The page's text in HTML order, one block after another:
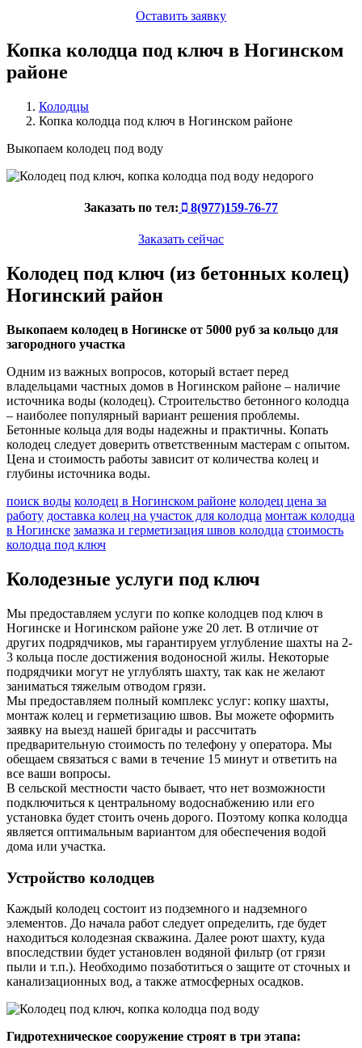
Оставить заявку
Копка колодца под ключ в Ногинском
районе
Колодцы
Копка колодца под ключ в Ногинском районе
Выкопаем колодец под воду
Заказать по тел: 8(977)159-76-77
Заказать сейчас
Колодец под ключ (из бетонных колец)
Ногинский район
Выкопаем колодец в Ногинске от 5000 руб за кольцо для
загородного участка
Одним из важных вопросов, который встает перед
владельцами частных домов в Ногинском районе – наличие
источника воды (колодец). Строительство бетонного колодца
– наиболее популярный вариант решения проблемы.
Бетонные кольца для воды надежны и практичны. Копать
колодец следует доверить ответственным мастерам с опытом.
Цена и стоимость работы зависит от количества колец и
глубины источника воды.
поиск воды колодец в Ногинском районе колодец цена за
работу доставка колец на участок для колодца монтаж колодца
в Ногинске замазка и герметизация швов колодца стоимость
колодца под ключ
Колодезные услуги под ключ
Мы предоставляем услуги по копке колодцев под ключ в
Ногинске и Ногинском районе уже 20 лет. В отличие от
других подрядчиков, мы гарантируем углубление шахты на 2-
3 кольца после достижения водоносной жилы. Некоторые
подрядчики могут не углублять шахту, так как не желают
заниматься тяжелым отводом грязи.
Мы предоставляем полный комплекс услуг: копку шахты,
монтаж колец и герметизацию швов. Вы можете оформить
заявку на выезд нашей бригады и рассчитать
предварительную стоимость по телефону у оператора. Мы
обещаем связаться с вами в течение 15 минут и ответить на
все ваши вопросы.
В сельской местности часто бывает, что нет возможности
подключиться к центральному водоснабжению или его
установка будет стоить очень дорого. Поэтому копка колодца
является оптимальным вариантом для обеспечения водой
дома или участка.
Устройство колодцев
Каждый колодец состоит из подземного и надземного
элементов. До начала работ следует определить, где будет
находиться колодезная скважина. Далее роют шахту, куда
впоследствии будет установлен водяной фильтр (от грязи
пыли и т.п.). Необходимо позаботиться о защите от сточных и
канализационных вод, а также атмосферных осадков.
Гидротехническое сооружение строят в три этапа: